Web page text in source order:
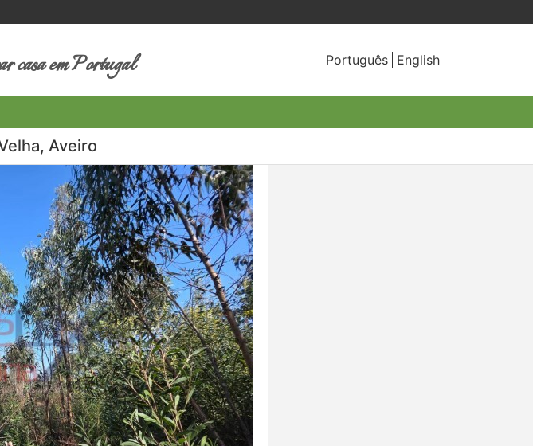
casa em Portugal Português English
Aveiro